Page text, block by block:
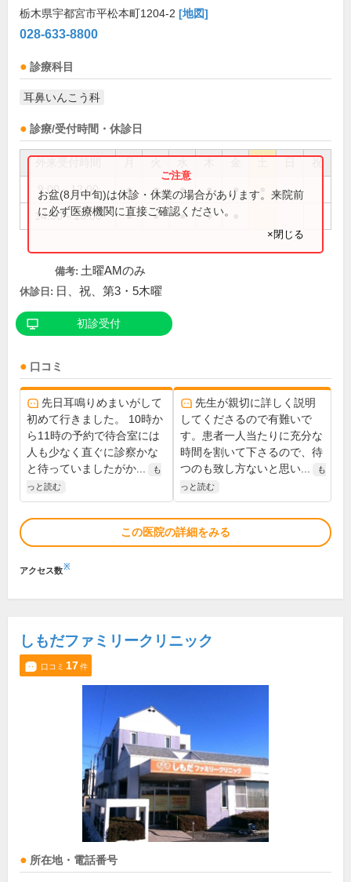
栃木県宇都宮市平松本町1204-2 [地図]
028-633-8800
診療科目
耳鼻いんこう科
診療/受付時間・休診日
祝
9:00～12:00 ● ● ● ● ●
14:30～18:00 ● ● ● ●
お盆(8月中旬)は休診・休業の場合があります。来院前
に必ず医療機関に直接ご確認ください。
×閉じる
備考: 土曜AMのみ
休診日: 日、祝、第3・5木曜
初診受付
口コミ
先日耳鳴りめまいがして
初めて行きました。 10時か
ら11時の予約で待合室には
人も少なく直ぐに診察かな
と待っていましたがか...
も
っと読む
先生が親切に詳しく説明
してくださるので有難いで
す。患者一人当たりに充分な
時間を割いて下さるので、待
つのも致し方ないと思い...
も
っと読む
この医院の詳細をみる
アクセス数※
しもだファミリークリニック
口コミ 17件
所在地・電話番号